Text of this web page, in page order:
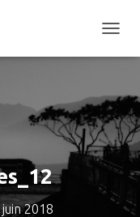
É
I
E
R
L
A
A
juin 2018